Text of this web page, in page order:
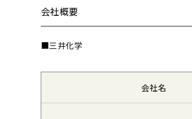
会社概要
■三井化学
会社名